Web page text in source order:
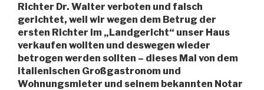
Richter Dr. Walter verboten und falsch
gerichtet, weil wir wegen dem Betrug der
ersten Richter im „Landgericht“ unser Haus
verkaufen wollten und deswegen wieder
betrogen werden sollten – dieses Mal von dem
italienischen Großgastronom und
Wohnungsmieter und seinem bekannten Notar